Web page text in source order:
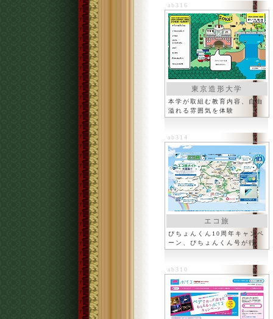
ab316
東京造形大学
本学が取組む教育内容、自由
溢れる雰囲気を体験
ab314
エコ旅
ぴちょんくん10周年キャンペ
ーン、ぴちょんくん号が行
く！
ab310